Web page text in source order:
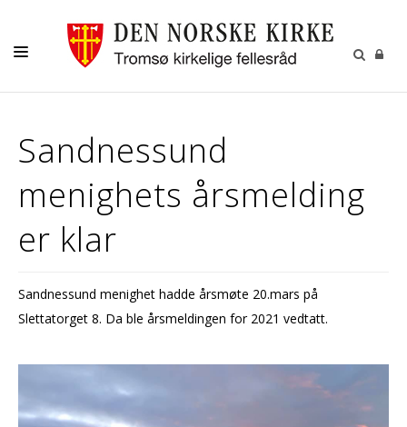
AKTIVITETER OG KONSERTER
KONFIRMASJON
VIGSEL
GRAVFERD
KONTAKT
Sandnessund
menighets årsmelding
er klar
Sandnessund menighet hadde årsmøte 20.mars på
Slettatorget 8. Da ble årsmeldingen for 2021 vedtatt.